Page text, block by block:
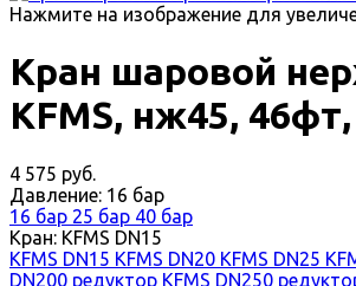
Нажмите на изображение для
Кран шаровой
KFMS, нж45,
4 575 руб.
Давление: 16 бар
16 бар 25 бар 40 бар
Кран: KFMS DN15
KFMS DN15 KFMS DN20 KFMS DN25
DN200 редуктор KFMS DN250